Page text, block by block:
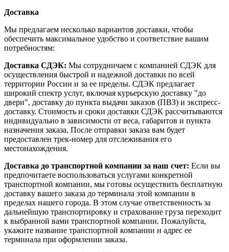
Доставка
Мы предлагаем несколько вариантов доставки, чтобы
обеспечить максимальное удобство и соответствие вашим
потребностям:
Доставка СДЭК: Мы сотрудничаем с компанией СДЭК для
осуществления быстрой и надежной доставки по всей
территории России и за ее пределы. СДЭК предлагает
широкий спектр услуг, включая курьерскую доставку "до
двери", доставку до пункта выдачи заказов (ПВЗ) и экспресс-
доставку. Стоимость и сроки доставки СДЭК рассчитываются
индивидуально в зависимости от веса, габаритов и пункта
назначения заказа. После отправки заказа вам будет
предоставлен трек-номер для отслеживания его
местонахождения.
Доставка до транспортной компании за наш счет: Если вы
предпочитаете воспользоваться услугами конкретной
транспортной компании, мы готовы осуществить бесплатную
доставку вашего заказа до терминала этой компании в
пределах нашего города. В этом случае ответственность за
дальнейшую транспортировку и страхование груза переходит
к выбранной вами транспортной компании. Пожалуйста,
укажите название транспортной компании и адрес ее
терминала при оформлении заказа.